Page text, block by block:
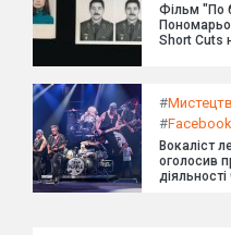
Фільм "По
Short Cuts
#
#Facebook
Вокаліст
оголосив